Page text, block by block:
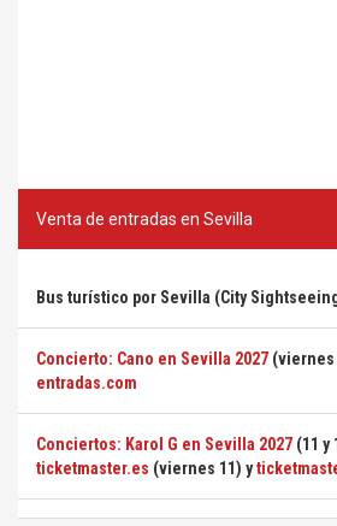
Venta de entradas en Sevilla
Bus turístico por Sevilla (City
Concierto: Cano en Sevilla 2027 (viernes
entradas.com
Conciertos: Karol G en Sevilla 2027 (11 y
ticketmaster.es (viernes 11) y